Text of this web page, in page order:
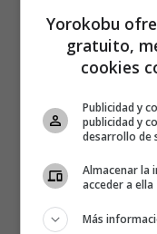
Yorokobu
gratuito,
cookies
Publicidad y
publicidad y
desarrollo de
Almacenar la
acceder a ella
Más